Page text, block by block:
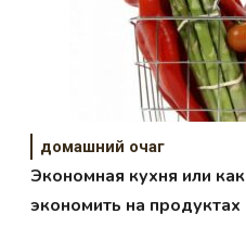
домашний очаг
Экономная кухня или как
экономить на продуктах